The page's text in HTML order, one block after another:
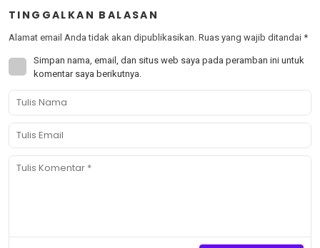
TINGGALKAN BALASAN
Alamat email Anda tidak akan dipublikasikan. Ruas yang wajib ditandai *
Simpan nama, email, dan situs web saya pada peramban ini untuk
komentar saya berikutnya.